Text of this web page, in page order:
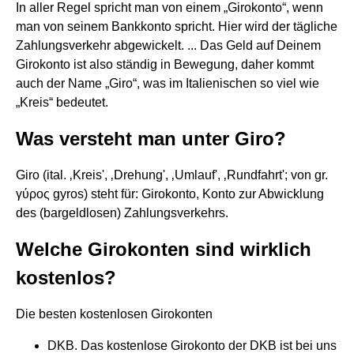
In aller Regel spricht man von einem „Girokonto“, wenn
man von seinem Bankkonto spricht. Hier wird der tägliche
Zahlungsverkehr abgewickelt. ... Das Geld auf Deinem
Girokonto ist also ständig in Bewegung, daher kommt
auch der Name „Giro“, was im Italienischen so viel wie
„Kreis“ bedeutet.
Was versteht man unter Giro?
Giro (ital. ‚Kreis', ‚Drehung', ‚Umlauf', ‚Rundfahrt'; von gr.
γύρος gyros) steht für: Girokonto, Konto zur Abwicklung
des (bargeldlosen) Zahlungsverkehrs.
Welche Girokonten sind wirklich
kostenlos?
Die besten kostenlosen Girokonten
DKB. Das kostenlose Girokonto der DKB ist bei uns